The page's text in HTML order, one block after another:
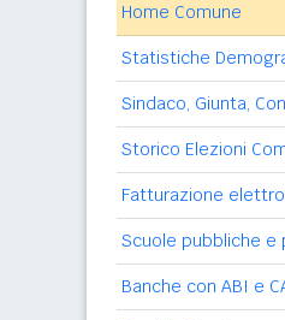
Home Comune
Statistiche
Sindaco, Giunta,
Storico Elezioni
Fatturazione
Scuole pubbliche e
Banche con ABI e